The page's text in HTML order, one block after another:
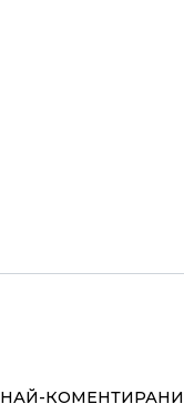
НАЙ-КОМЕНТИРАНИ